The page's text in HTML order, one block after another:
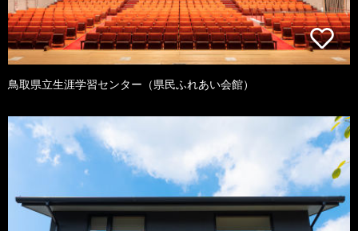
鳥取県立生涯学習センター（県民ふれあい会館）